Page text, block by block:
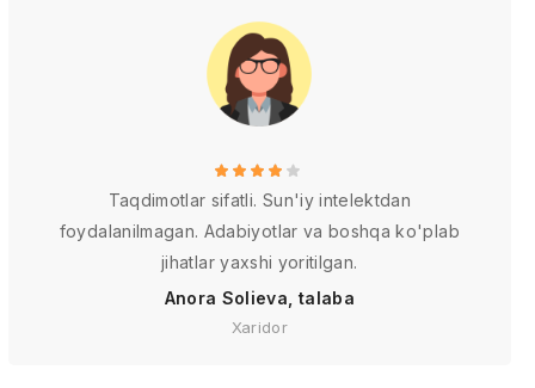
Taqdimotlar sifatli. Sun'iy intelektdan
foydalanilmagan. Adabiyotlar va boshqa ko'plab
jihatlar yaxshi yoritilgan.
Anora Solieva, talaba
Xaridor